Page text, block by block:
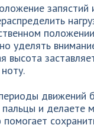
запястий
уделять
движений
и делаете